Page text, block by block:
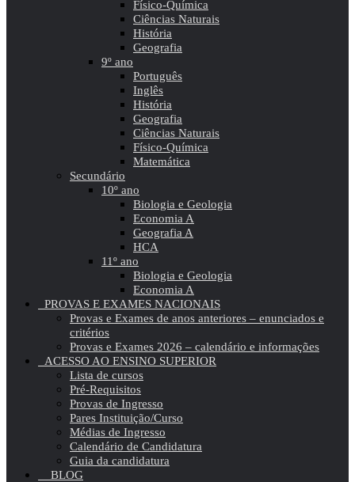
Físico-Química
Ciências Naturais
História
Geografia
9º ano
Português
Inglês
História
Geografia
Ciências Naturais
Físico-Química
Matemática
Secundário
10º ano
Biologia e Geologia
Economia A
Geografia A
HCA
11º ano
Biologia e Geologia
Economia A
PROVAS E EXAMES NACIONAIS
Provas e Exames de anos anteriores – enunciados e
critérios
Provas e Exames 2026 – calendário e informações
ACESSO AO ENSINO SUPERIOR
Lista de cursos
Pré-Requisitos
Provas de Ingresso
Pares Instituição/Curso
Médias de Ingresso
Calendário de Candidatura
Guia da candidatura
BLOG